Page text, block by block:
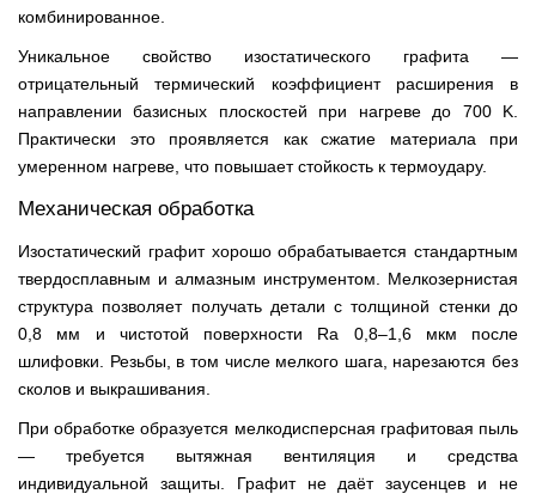
комбинированное.
Уникальное свойство изостатического графита —
отрицательный термический коэффициент расширения в
направлении базисных плоскостей при нагреве до 700 K.
Практически это проявляется как сжатие материала при
умеренном нагреве, что повышает стойкость к термоудару.
Механическая обработка
Изостатический графит хорошо обрабатывается стандартным
твердосплавным и алмазным инструментом. Мелкозернистая
структура позволяет получать детали с толщиной стенки до
0,8 мм и чистотой поверхности Ra 0,8–1,6 мкм после
шлифовки. Резьбы, в том числе мелкого шага, нарезаются без
сколов и выкрашивания.
При обработке образуется мелкодисперсная графитовая пыль
— требуется вытяжная вентиляция и средства
индивидуальной защиты. Графит не даёт заусенцев и не